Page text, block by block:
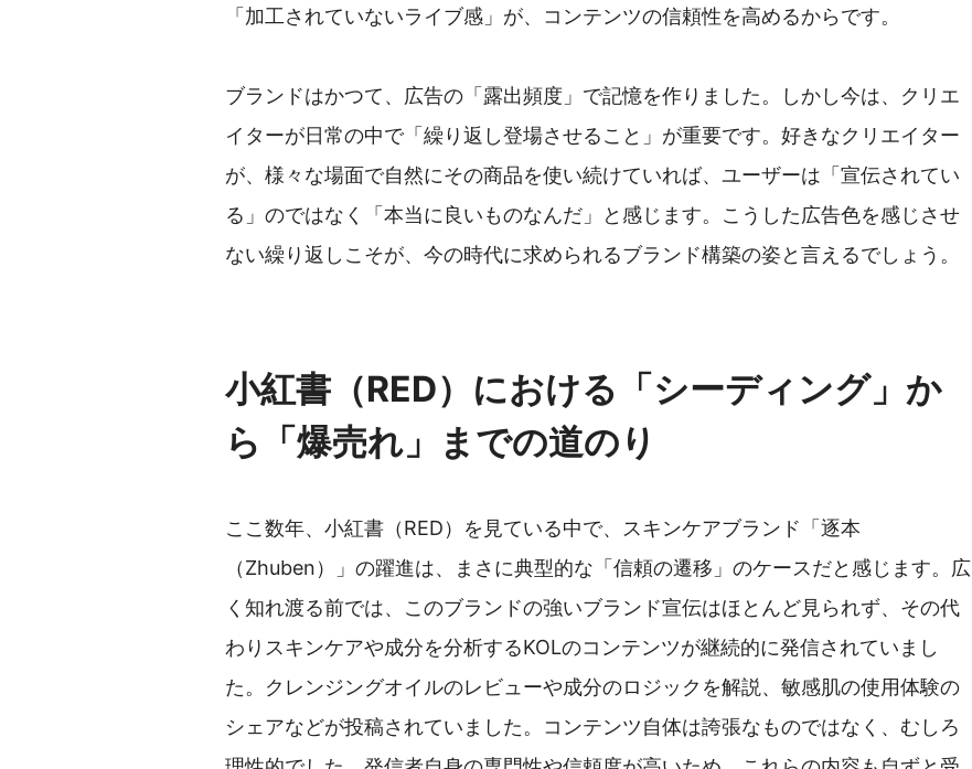
「加工されていないライブ感」が、コンテンツの信頼性を高めるからです。
ブランドはかつて、広告の「露出頻度」で記憶を作りました。しかし今は、クリエ
イターが日常の中で「繰り返し登場させること」が重要です。好きなクリエイター
が、様々な場面で自然にその商品を使い続けていれば、ユーザーは「宣伝されてい
る」のではなく「本当に良いものなんだ」と感じます。こうした広告色を感じさせ
ない繰り返しこそが、今の時代に求められるブランド構築の姿と言えるでしょう。
小紅書（RED）における「シーディング」か
ら「爆売れ」までの道のり
ここ数年、小紅書（RED）を見ている中で、スキンケアブランド「逐本
（Zhuben）」の躍進は、まさに典型的な「信頼の遷移」のケースだと感じます。広
く知れ渡る前では、このブランドの強いブランド宣伝はほとんど見られず、その代
わりスキンケアや成分を分析するKOLのコンテンツが継続的に発信されていまし
た。クレンジングオイルのレビューや成分のロジックを解説、敏感肌の使用体験の
シェアなどが投稿されていました。コンテンツ自体は誇張なものではなく、むしろ